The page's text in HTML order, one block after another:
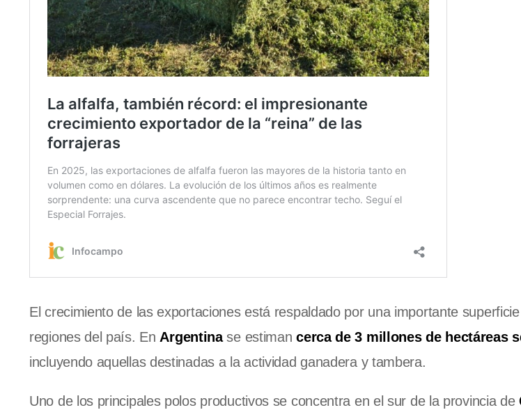
El crecimiento de las exportaciones está respaldado por una importante
regiones del país. EnArgentinase estimancerca de 3 millones de hectáreas
incluyendo aquellas destinadas a la actividad ganadera y tambera.
Uno de los principales polos productivos se concentra en el sur de la provincia de